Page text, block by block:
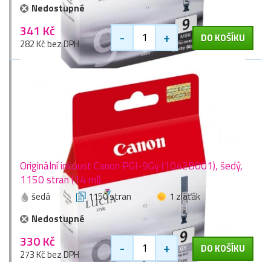
Nedostupné
341 Kč
282 Kč bez DPH - + DO KOŠÍKU
Originální inkoust Canon PGI-9Gy (1042B001), šedý,
1150 stran (14 ml)
šedá 1150 stran
1 zlaťák
Nedostupné
330 Kč
273 Kč bez DPH - + DO KOŠÍKU